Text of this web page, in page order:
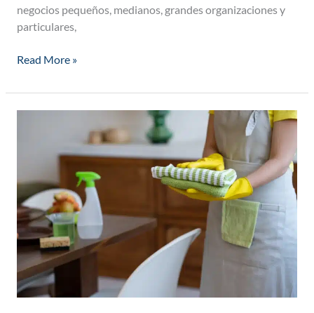
negocios pequeños, medianos, grandes organizaciones y
particulares,
Read More »
empleadas
internas